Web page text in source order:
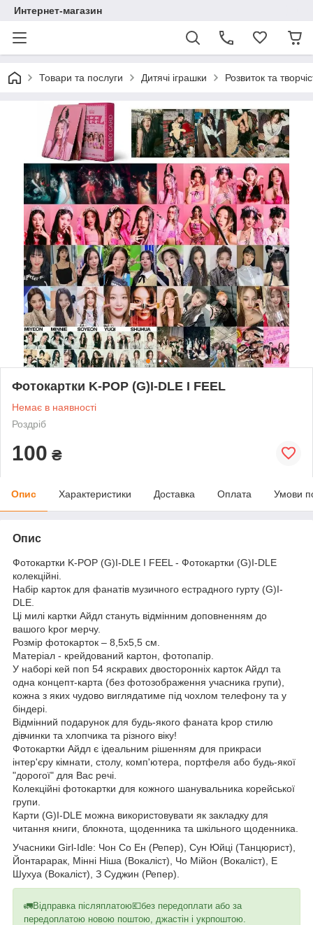
Интернет-магазин
Товари та послуги Дитячі іграшки Розвиток та
Фотокартки K-POP (G)I-DLE I FEEL
Немає в наявності
Роздріб
100 ₴
Опис Характеристики Доставка Оплата Умови
Опис
Фотокартки K-POP (G)I-DLE I FEEL - Фотокартки (G)I-DLE
колекційні.
Набір карток для фанатів музичного естрадного гурту (G)I-
DLE.
Ці милі картки Айдл стануть відмінним доповненням до
вашого kpor мерчу.
Розмір фотокарток – 8,5х5,5 см.
Матеріал - крейдований картон, фотопапір.
У наборі кей поп 54 яскравих двосторонніх карток Айдл та
одна концепт-карта (без фотозображення учасника групи),
кожна з яких чудово виглядатиме під чохлом телефону та у
біндері.
Відмінний подарунок для будь-якого фаната kpop стилю
дівчинки та хлопчика та різного віку!
Фотокартки Айдл є ідеальним рішенням для прикраси
інтер'єру кімнати, столу, комп'ютера, портфеля або будь-якої
"дорогої" для Вас речі.
Колекційні фотокартки для кожного шанувальника корейської
групи.
Карти (G)I-DLE можна використовувати як закладку для
читання книги, блокнота, щоденника та шкільного щоденника.
Учасники Girl-Idle: Чон Со Ен (Репер), Сун Юйці (Танцюрист),
Йонтарарак, Мінні Ніша (Вокаліст), Чо Мійон (Вокаліст), Е
Шухуа (Вокаліст), З Суджин (Репер).
🚛Відправка післяплатою💶без передоплати або за
передоплатою новою поштою, джастін і укрпоштою.